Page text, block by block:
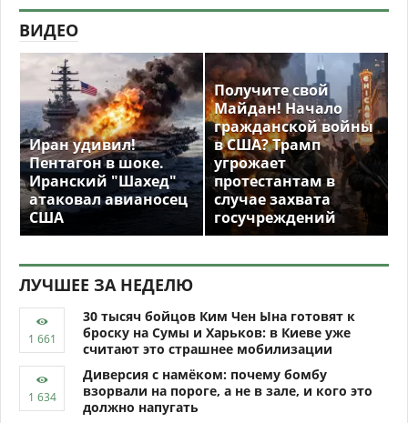
ВИДЕО
Иран удивил!
Пентагон в шоке.
Иранский "Шахед"
атаковал авианосец
США
Получите свой
Майдан! Начало
гражданской войны
в США? Трамп
угрожает
протестантам в
случае захвата
госучреждений
ЛУЧШЕЕ ЗА НЕДЕЛЮ
30 тысяч бойцов Ким Чен Ына готовят к
броску на Сумы и Харьков: в Киеве уже
считают это страшнее мобилизации
Диверсия с намёком: почему бомбу
взорвали на пороге, а не в зале, и кого это
должно напугать